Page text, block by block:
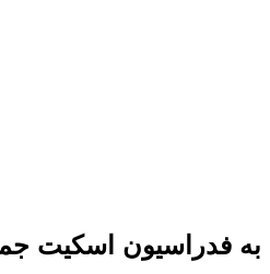
به فدراسیون اسکیت